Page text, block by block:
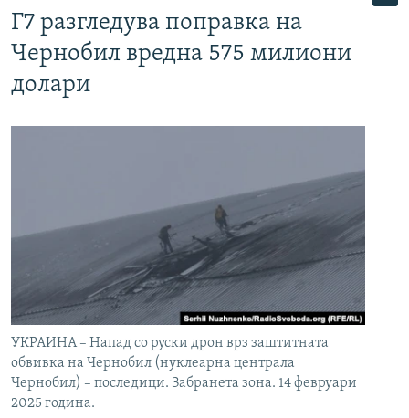
Г7 разгледува поправка на
Чернобил вредна 575 милиони
долари
УКРАИНА – Напад со руски дрон врз заштитната
обвивка на Чернобил (нуклеарна централа
Чернобил) – последици. Забранета зона. 14 февруари
2025 година.